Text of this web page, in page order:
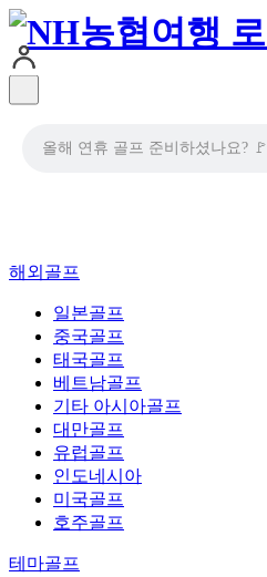
올해 연휴 골프 준비하셨나요? 🚩
해외골프
일본골프
중국골프
태국골프
베트남골프
기타 아시아골프
대만골프
유럽골프
인도네시아
미국골프
호주골프
테마골프